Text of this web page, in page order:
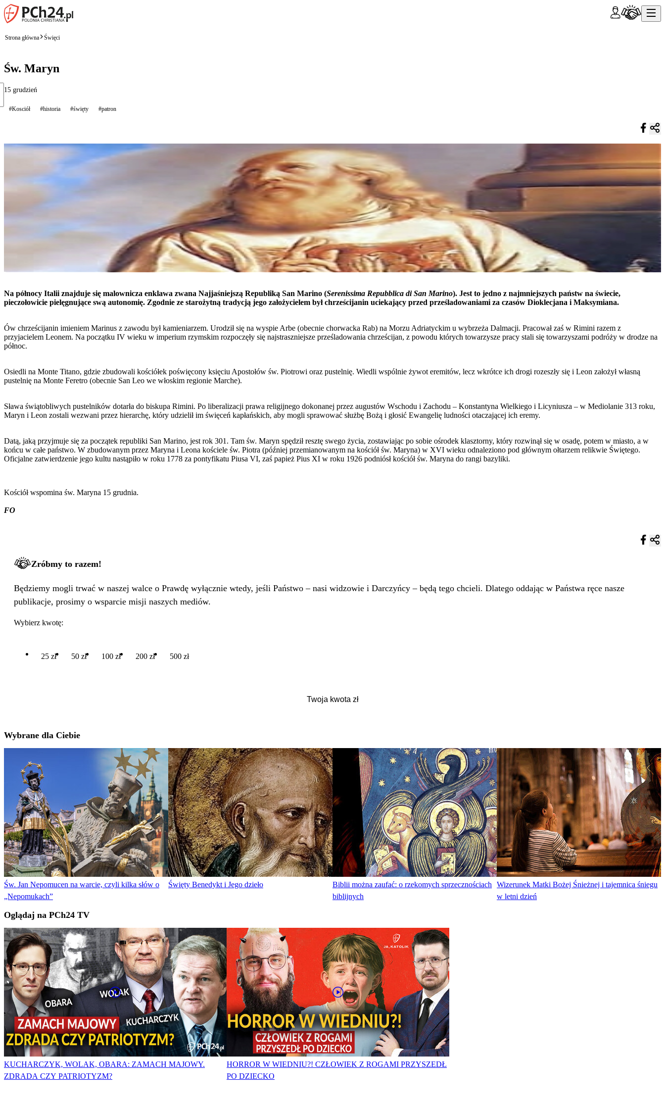
Strona główna Święci
Św. Maryn
15 grudzień
#Kosciół #historia #święty #patron
Na północy Italii znajduje się malownicza enklawa zwana Najjaśniejszą Republiką San Marino (Serenissima Repubblica di San Marino). Jest to jedno z najmniejszych państw na świecie,
pieczołowicie pielęgnujące swą autonomię. Zgodnie ze starożytną tradycją jego założycielem był chrześcijanin uciekający przed prześladowaniami za czasów Dioklecjana i Maksymiana.
Ów chrześcijanin imieniem Marinus z zawodu był kamieniarzem. Urodził się na wyspie Arbe (obecnie chorwacka Rab) na Morzu Adriatyckim u wybrzeża Dalmacji. Pracował zaś w Rimini razem z
przyjacielem Leonem. Na początku IV wieku w imperium rzymskim rozpoczęły się najstraszniejsze prześladowania chrześcijan, z powodu których towarzysze pracy stali się towarzyszami podróży w drodze na
północ.
Osiedli na Monte Titano, gdzie zbudowali kościółek poświęcony księciu Apostołów św. Piotrowi oraz pustelnię. Wiedli wspólnie żywot eremitów, lecz wkrótce ich drogi rozeszły się i Leon założył własną
pustelnię na Monte Feretro (obecnie San Leo we włoskim regionie Marche).
Sława świątobliwych pustelników dotarła do biskupa Rimini. Po liberalizacji prawa religijnego dokonanej przez augustów Wschodu i Zachodu – Konstantyna Wielkiego i Licyniusza – w Mediolanie 313 roku,
Maryn i Leon zostali wezwani przez hierarchę, który udzielił im święceń kapłańskich, aby mogli sprawować służbę Bożą i głosić Ewangelię ludności otaczającej ich eremy.
Datą, jaką przyjmuje się za początek republiki San Marino, jest rok 301. Tam św. Maryn spędził resztę swego życia, zostawiając po sobie ośrodek klasztorny, który rozwinął się w osadę, potem w miasto, a w
końcu w całe państwo. W zbudowanym przez Maryna i Leona kościele św. Piotra (później przemianowanym na kościół św. Maryna) w XVI wieku odnaleziono pod głównym ołtarzem relikwie Świętego.
Oficjalne zatwierdzenie jego kultu nastąpiło w roku 1778 za pontyfikatu Piusa VI, zaś papież Pius XI w roku 1926 podniósł kościół św. Maryna do rangi bazyliki.
Kościół wspomina św. Maryna 15 grudnia.
FO
Zróbmy to razem!
Będziemy mogli trwać w naszej walce o Prawdę wyłącznie wtedy, jeśli Państwo – nasi widzowie i Darczyńcy – będą tego chcieli. Dlatego oddając w Państwa ręce nasze
publikacje, prosimy o wsparcie misji naszych mediów.
Wybierz kwotę:
25 zł 50 zł 100 zł 200 zł 500 zł
Wybrane dla Ciebie
Św. Jan Nepomucen na warcie, czyli kilka słów o
„Nepomukach”
Święty Benedykt i Jego dzieło
Biblii można zaufać: o rzekomych sprzecznościach
biblijnych
Wizerunek Matki Bożej Śnieżnej i tajemnica śniegu
w letni dzień
Oglądaj na PCh24 TV
KUCHARCZYK, WOLAK, OBARA: ZAMACH MAJOWY.
ZDRADA CZY PATRIOTYZM?
HORROR W WIEDNIU?! CZŁOWIEK Z ROGAMI PRZYSZEDŁ
PO DZIECKO